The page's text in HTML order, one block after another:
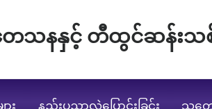
သနနှင့် တီထွင်ဆန်းသစ်မှု
း နည်းပညာလွှဲပြောင်းခြင်း သုတေ